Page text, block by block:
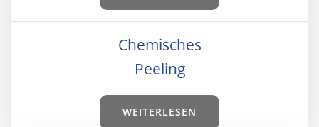
Che­mi­sches
Pee­ling
WEI­TER­LE­SEN